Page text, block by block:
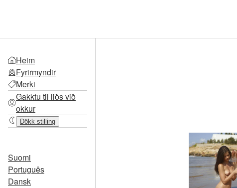
Heim
Fyrirmyndir
Merki
Gakktu til liðs við
okkur
Dökk stilling
Suomi
Português
Dansk